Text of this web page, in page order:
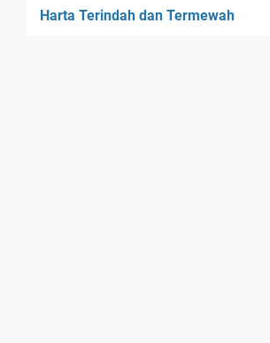
Harta Terindah dan Termewah